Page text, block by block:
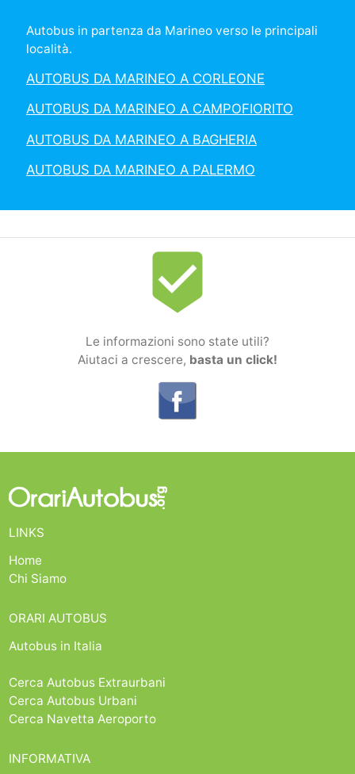
Autobus in partenza da Marineo verso le principali
località.
AUTOBUS DA MARINEO A CORLEONE
AUTOBUS DA MARINEO A CAMPOFIORITO
AUTOBUS DA MARINEO A BAGHERIA
AUTOBUS DA MARINEO A PALERMO
beenhere
Le informazioni sono state utili?
Aiutaci a crescere, basta un click!
LINKS
Home
Chi Siamo
ORARI AUTOBUS
Autobus in Italia
Cerca Autobus Extraurbani
Cerca Autobus Urbani
Cerca Navetta Aeroporto
INFORMATIVA